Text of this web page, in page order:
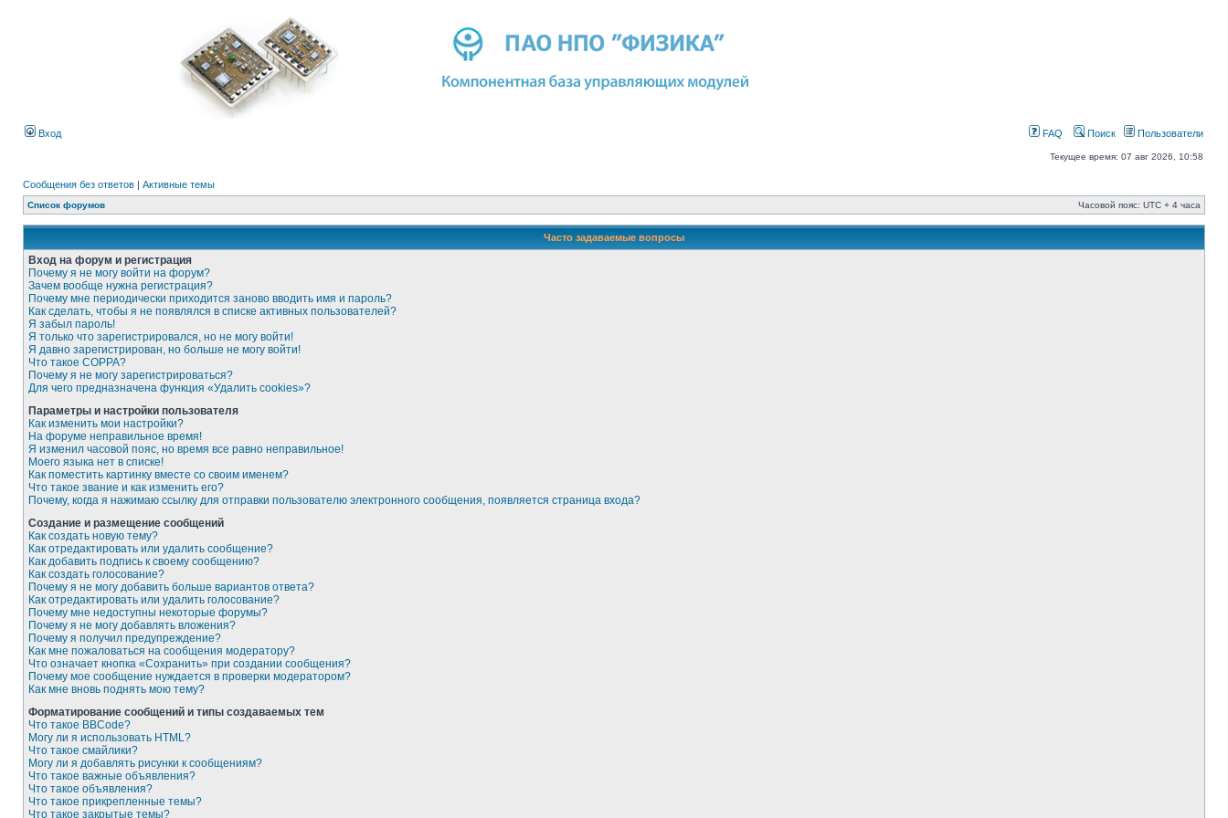
Вход FAQ Поиск Пользователи
Текущее время: 07 авг 2026, 10:58
Сообщения без ответов | Активные темы
Список форумов Часовой пояс: UTC + 4 часа
Часто задаваемые вопросы
Вход на форум и регистрация
Почему я не могу войти на форум?
Зачем вообще нужна регистрация?
Почему мне периодически приходится заново вводить имя и пароль?
Как сделать, чтобы я не появлялся в списке активных пользователей?
Я забыл пароль!
Я только что зарегистрировался, но не могу войти!
Я давно зарегистрирован, но больше не могу войти!
Что такое COPPA?
Почему я не могу зарегистрироваться?
Для чего предназначена функция «Удалить cookies»?
Параметры и настройки пользователя
Как изменить мои настройки?
На форуме неправильное время!
Я изменил часовой пояс, но время все равно неправильное!
Моего языка нет в списке!
Как поместить картинку вместе со своим именем?
Что такое звание и как изменить его?
Почему, когда я нажимаю ссылку для отправки пользователю электронного сообщения, появляется страница входа?
Создание и размещение сообщений
Как создать новую тему?
Как отредактировать или удалить сообщение?
Как добавить подпись к своему сообщению?
Как создать голосование?
Почему я не могу добавить больше вариантов ответа?
Как отредактировать или удалить голосование?
Почему мне недоступны некоторые форумы?
Почему я не могу добавлять вложения?
Почему я получил предупреждение?
Как мне пожаловаться на сообщения модератору?
Что означает кнопка «Сохранить» при создании сообщения?
Почему мое сообщение нуждается в проверки модератором?
Как мне вновь поднять мою тему?
Форматирование сообщений и типы создаваемых тем
Что такое BBCode?
Могу ли я использовать HTML?
Что такое смайлики?
Могу ли я добавлять рисунки к сообщениям?
Что такое важные объявления?
Что такое объявления?
Что такое прикрепленные темы?
Что такое закрытые темы?